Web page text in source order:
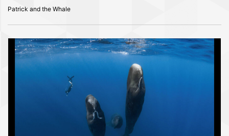
Patrick and the Whale